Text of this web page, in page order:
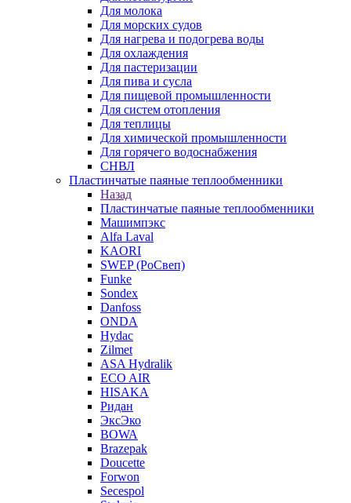
Для молока
Для морских судов
Для нагрева и подогрева воды
Для охлаждения
Для пастеризации
Для пива и сусла
Для пищевой промышленности
Для систем отопления
Для теплицы
Для химической промышленности
Для горячего водоснабжения
СНВЛ
Пластинчатые паяные теплообменники
Назад
Пластинчатые паяные теплообменники
Машимпэкс
Alfa Laval
KAORI
SWEP (РоСвеп)
Funke
Sondex
Danfoss
ONDA
Hydac
Zilmet
ASA Hydralik
ECO AIR
HISAKA
Ридан
ЭксЭко
BOWA
Brazepak
Doucette
Forwon
Secespol